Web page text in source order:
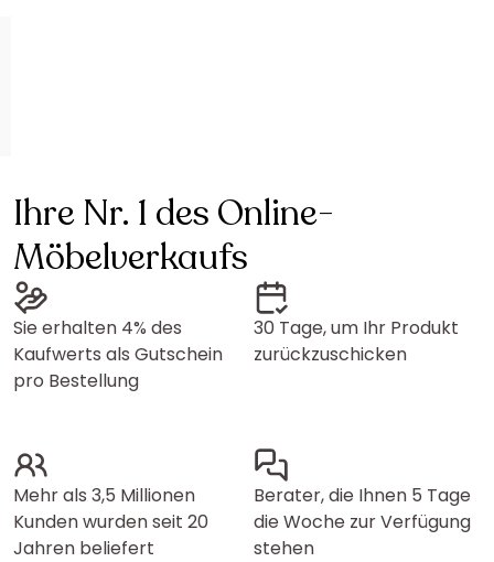
Ihre Nr. 1 des Online-
Möbelverkaufs
Sie erhalten 4% des
Kaufwerts als Gutschein
pro Bestellung
30 Tage, um Ihr Produkt
zurückzuschicken
Mehr als 3,5 Millionen
Kunden wurden seit 20
Jahren beliefert
Berater, die Ihnen 5 Tage
die Woche zur Verfügung
stehen